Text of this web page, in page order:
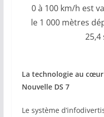
0 à 100 km/h est
le 1 000 mètres
25,4
La technologie au cœur
Nouvelle DS 7
Le système